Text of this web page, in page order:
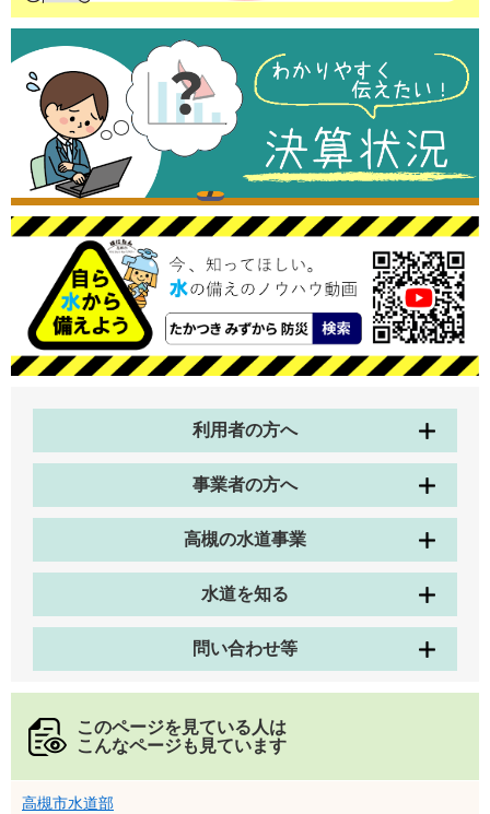
利用者の方へ
事業者の方へ
高槻の水道事業
水道を知る
問い合わせ等
このページを見ている人は
こんなページも見ています
高槻市水道部